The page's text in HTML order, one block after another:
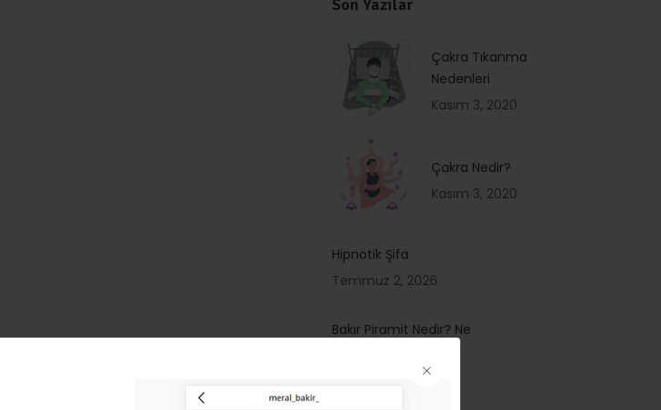
Son Yazılar
Çakra Tıkanma
Nedenleri
Kasım 3, 2020
Çakra Nedir?
Kasım 3, 2020
Hipnotik Şifa
Temmuz 2, 2026
Bakır Piramit Nedir? Ne
Temmuz 2, 2026